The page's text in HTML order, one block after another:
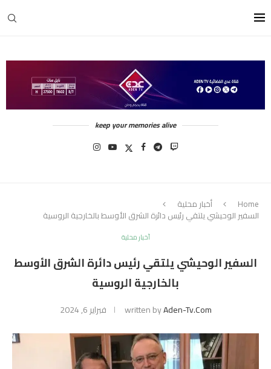
keep your memories alive
Home أخبار محلية
السفير الوحيشي يلتقي رئيس دائرة الشرق الأوسط بالخارجية الروسية
أخبار محلية
السفير الوحيشي يلتقي رئيس دائرة الشرق الأوسط
بالخارجية الروسية
written byAden-Tv.com فبراير 6, 2024